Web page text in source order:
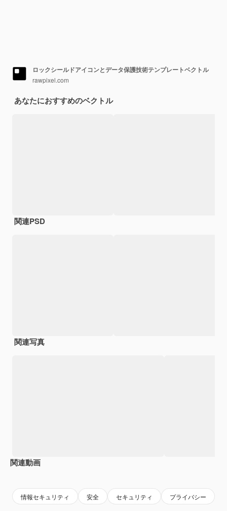
ロックシールドアイコンとデータ保護技術テンプレートベクトル
rawpixel.com
あなたにおすすめのベクトル
関連PSD
関連写真
関連動画
情報セキュリティ 安全 セキュリティ プライバシー